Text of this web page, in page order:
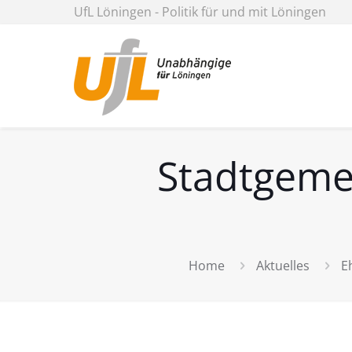
UfL Löningen - Politik für und mit Löningen
Home Aktuelles